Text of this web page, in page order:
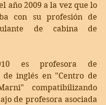
año 2009 a la vez que lo
con su profesión de
de cabina de
es profesora de
de inglés en "Centro de
compatibilizando
de profesora asociada